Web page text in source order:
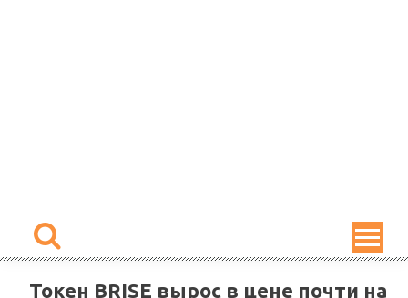
Токен BRISE вырос в цене почти на